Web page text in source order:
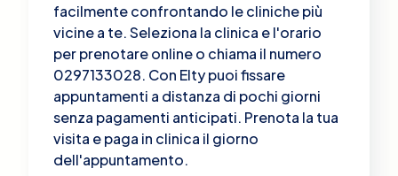
facilmente confrontando le cliniche più
vicine a te. Seleziona la clinica e l'orario
per prenotare online o chiama il numero
0297133028. Con Elty puoi fissare
appuntamenti a distanza di pochi giorni
senza pagamenti anticipati. Prenota la tua
visita e paga in clinica il giorno
dell'appuntamento.